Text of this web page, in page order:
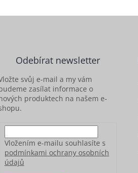
Odebírat newsletter
svůj e-mail a my vám
zasílat informace o
produktech na našem e-
Vložením e-mailu souhlasíte s
podmínkami ochrany osobních
údajů